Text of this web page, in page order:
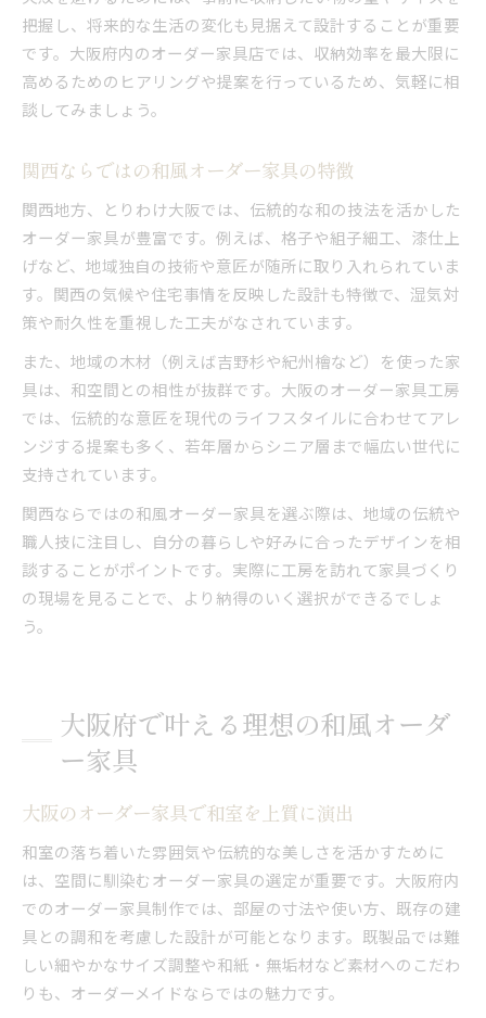
把握し、将来的な生活の変化も見据えて設計することが重要
です。大阪府内のオーダー家具店では、収納効率を最大限に
高めるためのヒアリングや提案を行っているため、気軽に相
談してみましょう。
関西ならではの和風オーダー家具の特徴
関西地方、とりわけ大阪では、伝統的な和の技法を活かした
オーダー家具が豊富です。例えば、格子や組子細工、漆仕上
げなど、地域独自の技術や意匠が随所に取り入れられていま
す。関西の気候や住宅事情を反映した設計も特徴で、湿気対
策や耐久性を重視した工夫がなされています。
また、地域の木材（例えば吉野杉や紀州檜など）を使った家
具は、和空間との相性が抜群です。大阪のオーダー家具工房
では、伝統的な意匠を現代のライフスタイルに合わせてアレ
ンジする提案も多く、若年層からシニア層まで幅広い世代に
支持されています。
関西ならではの和風オーダー家具を選ぶ際は、地域の伝統や
職人技に注目し、自分の暮らしや好みに合ったデザインを相
談することがポイントです。実際に工房を訪れて家具づくり
の現場を見ることで、より納得のいく選択ができるでしょ
う。
大阪府で叶える理想の和風オーダ
ー家具
大阪のオーダー家具で和室を上質に演出
和室の落ち着いた雰囲気や伝統的な美しさを活かすために
は、空間に馴染むオーダー家具の選定が重要です。大阪府内
でのオーダー家具制作では、部屋の寸法や使い方、既存の建
具との調和を考慮した設計が可能となります。既製品では難
しい細やかなサイズ調整や和紙・無垢材など素材へのこだわ
りも、オーダーメイドならではの魅力です。